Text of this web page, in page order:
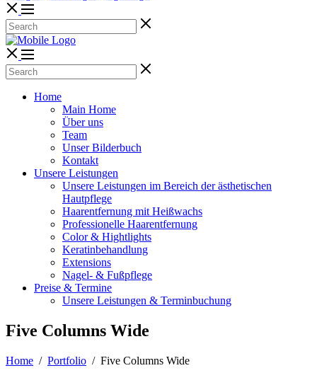
Home
Main Home
Über uns
Team
Unser Bilderbuch
Kontakt
Unsere Leistungen
Unsere Leistungen im Bereich der ästhetischen
Hautpflege
Haarentfernung mit Heißwachs
Professionelle Haarentfernung
Color & Hightlights
Keratinbehandlung
Extensions
Nagel- & Fußpflege
Preise & Termine
Unsere Leistungen & Terminbuchung
Five Columns Wide
Home / Portfolio / Five Columns Wide